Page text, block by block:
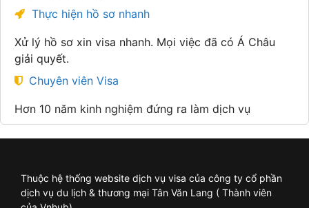
Thực hiện hồ sơ nhanh
Xử lý hồ sơ xin visa nhanh. Mọi việc đã có Á Châu
giải quyết.
Chuyên viên Visa
Hơn 10 năm kinh nghiệm đứng ra làm dịch vụ
Thuộc hệ thống website dịch vụ visa của công ty cổ phần
dịch vụ du lịch & thương mại Tân Văn Lang ( Thành viên